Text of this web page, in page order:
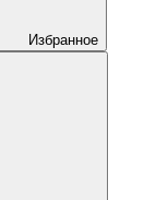
Избранное